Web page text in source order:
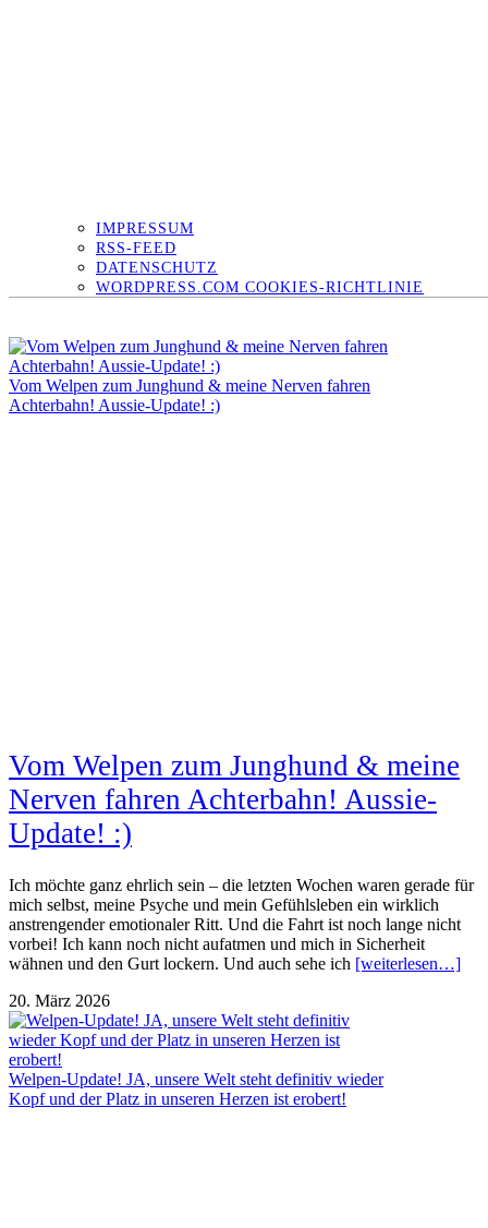
IMPRESSUM
RSS-FEED
DATENSCHUTZ
WORDPRESS.COM COOKIES-RICHTLINIE
Vom Welpen zum Junghund & meine Nerven fahren
Achterbahn! Aussie-Update! :)
Vom Welpen zum Junghund & meine
Nerven fahren Achterbahn! Aussie-
Update! :)
Ich möchte ganz ehrlich sein – die letzten Wochen waren gerade für
mich selbst, meine Psyche und mein Gefühlsleben ein wirklich
anstrengender emotionaler Ritt. Und die Fahrt ist noch lange nicht
vorbei! Ich kann noch nicht aufatmen und mich in Sicherheit
wähnen und den Gurt lockern. Und auch sehe ich [weiterlesen…]
20. März 2026
Welpen-Update! JA, unsere Welt steht definitiv wieder
Kopf und der Platz in unseren Herzen ist erobert!